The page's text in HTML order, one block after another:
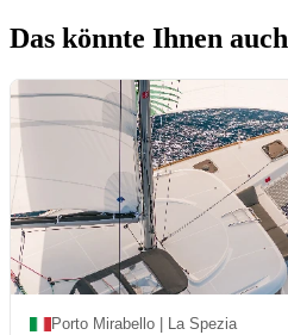
Das könnte Ihnen auch
Porto Mirabello | La Spezia